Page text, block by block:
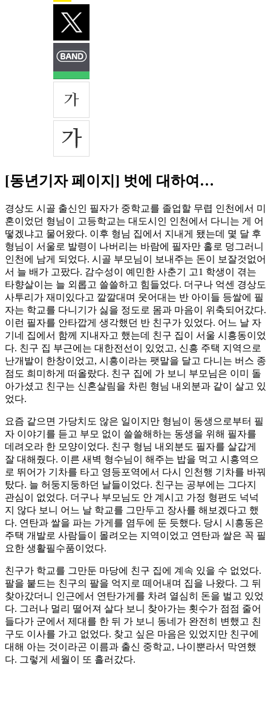
[동년기자 페이지] 벗에 대하여…
경상도 시골 출신인 필자가 중학교를 졸업할 무렵 인천에서 미
혼이었던 형님이 고등학교는 대도시인 인천에서 다니는 게 어
떻겠냐고 물어왔다. 이후 형님 집에서 지내게 됐는데 몇 달 후
형님이 서울로 발령이 나버리는 바람에 필자만 홀로 덩그러니
인천에 남게 되었다. 시골 부모님이 보내주는 돈이 보잘것없어
서 늘 배가 고팠다. 감수성이 예민한 사춘기 고1 학생이 겪는
타향살이는 늘 외롭고 쓸쓸하고 힘들었다. 더구나 억센 경상도
사투리가 재미있다고 깔깔대며 웃어대는 반 아이들 등쌀에 필
자는 학교를 다니기가 싫을 정도로 몸과 마음이 위축되어갔다.
이런 필자를 안타깝게 생각했던 반 친구가 있었다. 어느 날 자
기네 집에서 함께 지내자고 했는데 친구 집이 서울 시흥동이었
다. 친구 집 부근에는 대한전선이 있었고, 신흥 주택 지역으로
난개발이 한창이었고, 시흥이라는 팻말을 달고 다니는 버스 종
점도 희미하게 떠올랐다. 친구 집에 가 보니 부모님은 이미 돌
아가셨고 친구는 신혼살림을 차린 형님 내외분과 같이 살고 있
었다.
요즘 같으면 가당치도 않은 일이지만 형님이 동생으로부터 필
자 이야기를 듣고 부모 없이 쓸쓸해하는 동생을 위해 필자를
데려오라 한 모양이었다. 친구 형님 내외분도 필자를 살갑게
잘 대해줬다. 이른 새벽 형수님이 해주는 밥을 먹고 시흥역으
로 뛰어가 기차를 타고 영등포역에서 다시 인천행 기차를 바꿔
탔다. 늘 허둥지둥하던 날들이었다. 친구는 공부에는 그다지
관심이 없었다. 더구나 부모님도 안 계시고 가정 형편도 넉넉
지 않다 보니 어느 날 학교를 그만두고 장사를 해보겠다고 했
다. 연탄과 쌀을 파는 가게를 염두에 둔 듯했다. 당시 시흥동은
주택 개발로 사람들이 몰려오는 지역이었고 연탄과 쌀은 꼭 필
요한 생활필수품이었다.
친구가 학교를 그만둔 마당에 친구 집에 계속 있을 수 없었다.
팔을 붙드는 친구의 팔을 억지로 떼어내며 집을 나왔다. 그 뒤
찾아갔더니 인근에서 연탄가게를 차려 열심히 돈을 벌고 있었
다. 그러나 멀리 떨어져 살다 보니 찾아가는 횟수가 점점 줄어
들다가 군에서 제대를 한 뒤 가 보니 동네가 완전히 변했고 친
구도 이사를 가고 없었다. 찾고 싶은 마음은 있었지만 친구에
대해 아는 것이라곤 이름과 출신 중학교, 나이뿐라서 막연했
다. 그렇게 세월이 또 흘러갔다.